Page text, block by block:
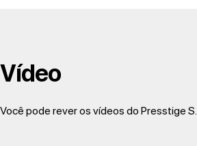
Vídeo
Você pode rever os vídeos do Presstige S.